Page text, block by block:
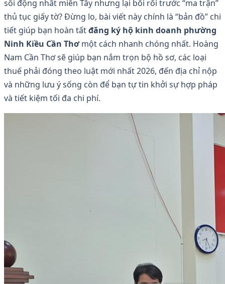
sôi động nhất miền Tây nhưng lại bối rối trước “ma trận”
thủ tục giấy tờ? Đừng lo, bài viết này chính là “bản đồ” chi
tiết giúp bạn hoàn tấtđăng ký hộ kinh doanh phường
Ninh Kiều Cần Thơmột cách nhanh chóng nhất. Hoàng
Nam Cần Thơ sẽ giúp bạn nắm trọn bộ hồ sơ, các loại
thuế phải đóng theo luật mới nhất 2026, đến địa chỉ nộp
và những lưu ý sống còn để bạn tự tin khởi sự hợp pháp
và tiết kiệm tối đa chi phí.